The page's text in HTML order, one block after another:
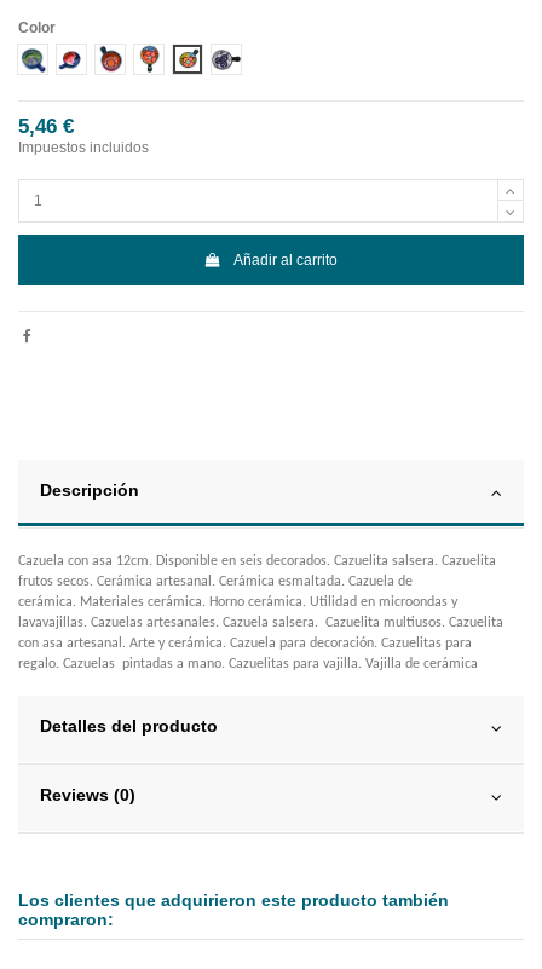
Color
Diseño 1Diseño 2Diseño 3Diseño 4Diseño 5Diseño 6
5,46 €
Impuestos incluidos
Añadir al carrito
Descripción
Cazuela con asa 12cm. Disponible en seis decorados. Cazuelita salsera. Cazuelita
frutos secos. Cerámica artesanal. Cerámica esmaltada. Cazuela de
cerámica. Materiales cerámica. Horno cerámica. Utilidad en microondas y
lavavajillas. Cazuelas artesanales. Cazuela salsera. Cazuelita multiusos. Cazuelita
con asa artesanal. Arte y cerámica. Cazuela para decoración. Cazuelitas para
regalo. Cazuelas pintadas a mano. Cazuelitas para vajilla. Vajilla de cerámica
Detalles del producto
Reviews (0)
Los clientes que adquirieron este producto también
compraron: